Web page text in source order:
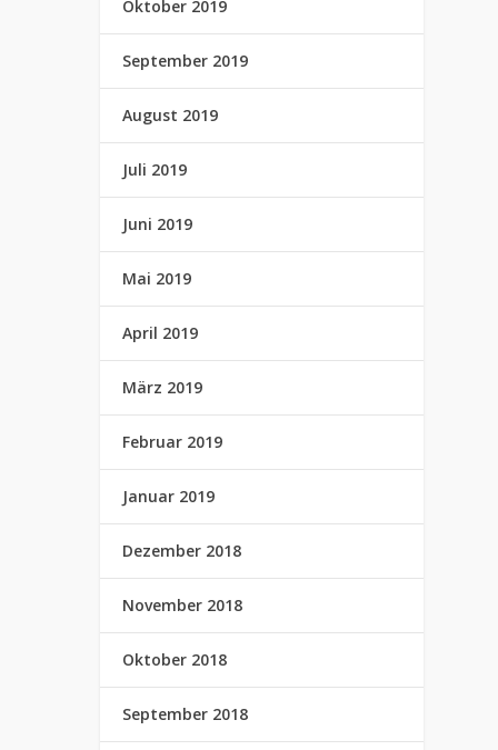
Oktober 2019
September 2019
August 2019
Juli 2019
Juni 2019
Mai 2019
April 2019
März 2019
Februar 2019
Januar 2019
Dezember 2018
November 2018
Oktober 2018
September 2018